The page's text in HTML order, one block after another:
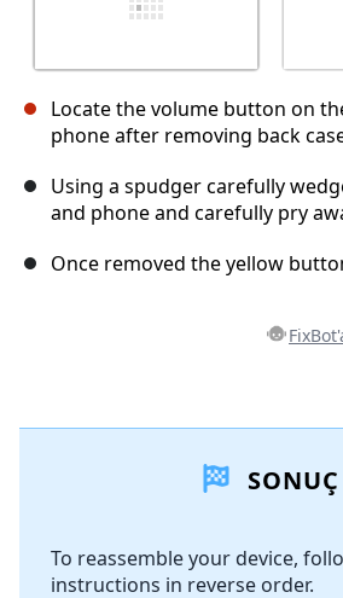
Locate the volume button on
phone after removing back
Using a spudger carefully
and phone and carefully pry
Once removed the yellow
SONUÇ
To reassemble your device,
instructions in reverse order.